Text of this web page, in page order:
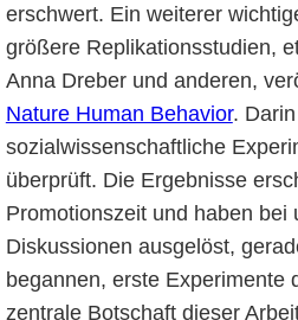
erschwert. Ein weiterer
größere Replikationsstudien,
Anna Dreber und anderen,
Nature Human Behavior.
sozialwissenschaftliche
überprüft. Die Ergebnisse
Promotionszeit und haben bei
Diskussionen ausgelöst,
begannen, erste Experimente
zentrale Botschaft dieser